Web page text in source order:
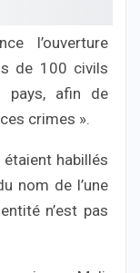
l’ouverture
de 100 civils
pays, afin de
crimes ».
habillés
nom de l’une
n’est pas